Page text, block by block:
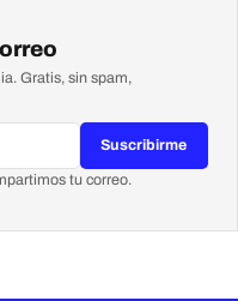
Gratis, sin spam,
Suscribirme
tu correo.